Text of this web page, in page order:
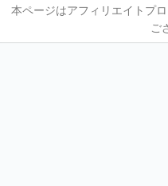
本ページはアフィリエイトプ
ご